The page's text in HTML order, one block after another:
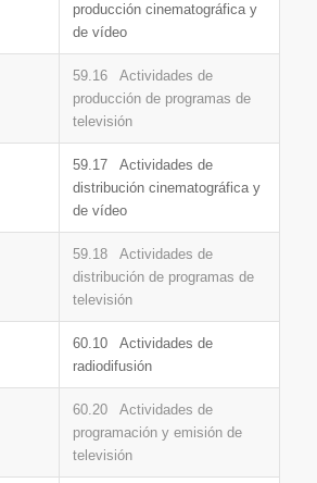
producción cinematográfica y
de vídeo
59.16 Actividades de
producción de programas de
televisión
59.17 Actividades de
distribución cinematográfica y
de vídeo
59.18 Actividades de
distribución de programas de
televisión
60.10 Actividades de
radiodifusión
60.20 Actividades de
programación y emisión de
televisión